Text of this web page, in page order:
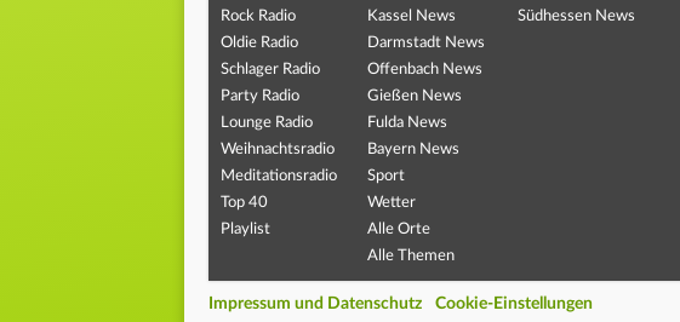
Rock Radio
Oldie Radio
Schlager Radio
Party Radio
Lounge Radio
Weihnachtsradio
Meditationsradio
Top 40
Playlist
Kassel News
Darmstadt News
Offenbach News
Gießen News
Fulda News
Bayern News
Sport
Wetter
Alle Orte
Alle Themen
Südhessen News
Impressum und Datenschutz Cookie-Einstellungen